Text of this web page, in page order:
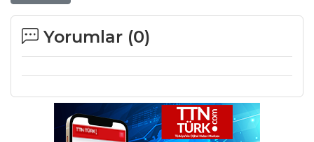
Yorumlar (0)